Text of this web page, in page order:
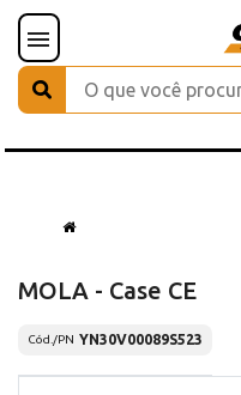
MOLA - Case CE
Cód./PN YN30V00089S523